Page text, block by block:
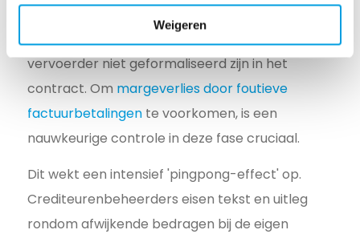
Weigeren
factuur omdat prijsverschillen met de
vervoerder niet geformaliseerd zijn in het
contract. Om margeverlies door foutieve
factuurbetalingente voorkomen, is een
nauwkeurige controle in deze fase cruciaal.
Dit wekt een intensief 'pingpong-effect' op.
Crediteurenbeheerders eisen tekst en uitleg
rondom afwijkende bedragen bij de eigen